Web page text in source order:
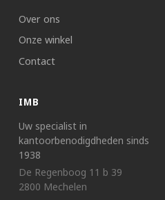
Over ons
Onze winkel
Contact
IMB
Uw specialist in
kantoorbenodigdheden sinds
1938
De Regenboog 11 b 39
2800 Mechelen